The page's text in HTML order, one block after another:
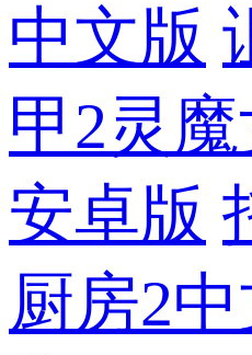
中文版
甲2灵
安卓版
厨房2